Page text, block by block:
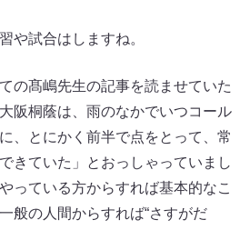
や試合はしますね。
の髙嶋先生の記事を読ませていた
阪桐蔭は、雨のなかでいつコール
、とにかく前半で点をとって、常
きていた」とおっしゃっていまし
っている方からすれば基本的なこ
般の人間からすれば“さすがだ